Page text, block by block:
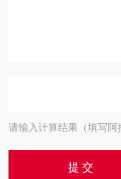
请输入计算结果（填写